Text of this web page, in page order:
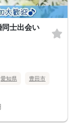
士出会い
愛知県 豊田市